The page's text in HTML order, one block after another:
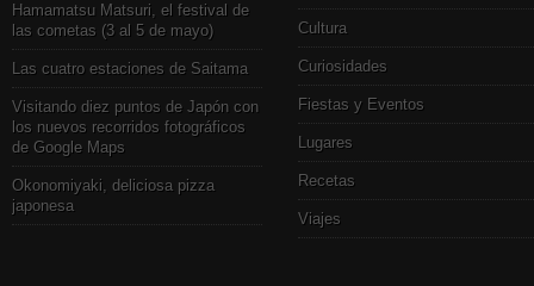
Hamamatsu Matsuri, el festival de
las cometas (3 al 5 de mayo)
Las cuatro estaciones de Saitama
Visitando diez puntos de Japón con
los nuevos recorridos fotográficos
de Google Maps
Okonomiyaki, deliciosa pizza
japonesa
Cultura
Curiosidades
Fiestas y Eventos
Lugares
Recetas
Viajes